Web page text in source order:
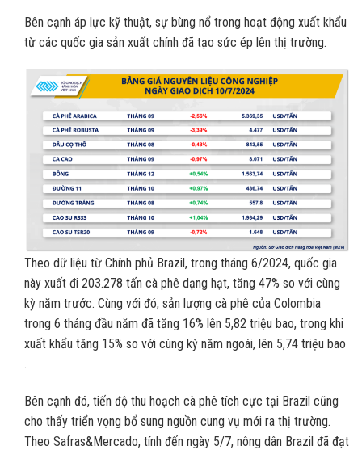
Bên cạnh áp lực kỹ thuật, sự bùng nổ trong hoạt động xuất khẩu
từ các quốc gia sản xuất chính đã tạo sức ép lên thị trường.
Theo dữ liệu từ Chính phủ Brazil, trong tháng 6/2024, quốc gia
này xuất đi 203.278 tấn cà phê dạng hạt, tăng 47% so với cùng
kỳ năm trước. Cùng với đó, sản lượng cà phê của Colombia
trong 6 tháng đầu năm đã tăng 16% lên 5,82 triệu bao, trong khi
xuất khẩu tăng 15% so với cùng kỳ năm ngoái, lên 5,74 triệu bao
.
Bên cạnh đó, tiến độ thu hoạch cà phê tích cực tại Brazil cũng
cho thấy triển vọng bổ sung nguồn cung vụ mới ra thị trường.
Theo Safras&Mercado, tính đến ngày 5/7, nông dân Brazil đã đạt